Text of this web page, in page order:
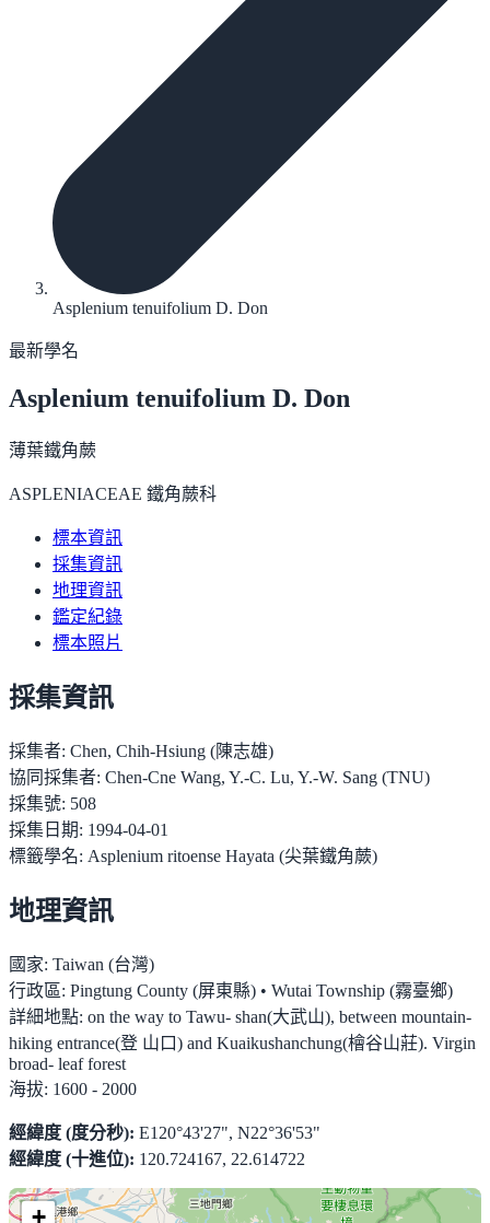
Asplenium tenuifolium D. Don
最新學名
Asplenium tenuifolium D. Don
薄葉鐵角蕨
ASPLENIACEAE 鐵角蕨科
標本資訊
採集資訊
地理資訊
鑑定紀錄
標本照片
採集資訊
採集者: Chen, Chih-Hsiung (陳志雄)
協同採集者: Chen-Cne Wang, Y.-C. Lu, Y.-W. Sang (TNU)
採集號: 508
採集日期: 1994-04-01
標籤學名: Asplenium ritoense Hayata (尖葉鐵角蕨)
地理資訊
國家: Taiwan (台灣)
行政區: Pingtung County (屏東縣) • Wutai Township (霧臺鄉)
詳細地點: on the way to Tawu- shan(大武山), between mountain-
hiking entrance(登 山口) and Kuaikushanchung(檜谷山莊). Virgin
broad- leaf forest
海拔: 1600 - 2000
經緯度 (度分秒): E120°43'27", N22°36'53"
經緯度 (十進位): 120.724167, 22.614722
+